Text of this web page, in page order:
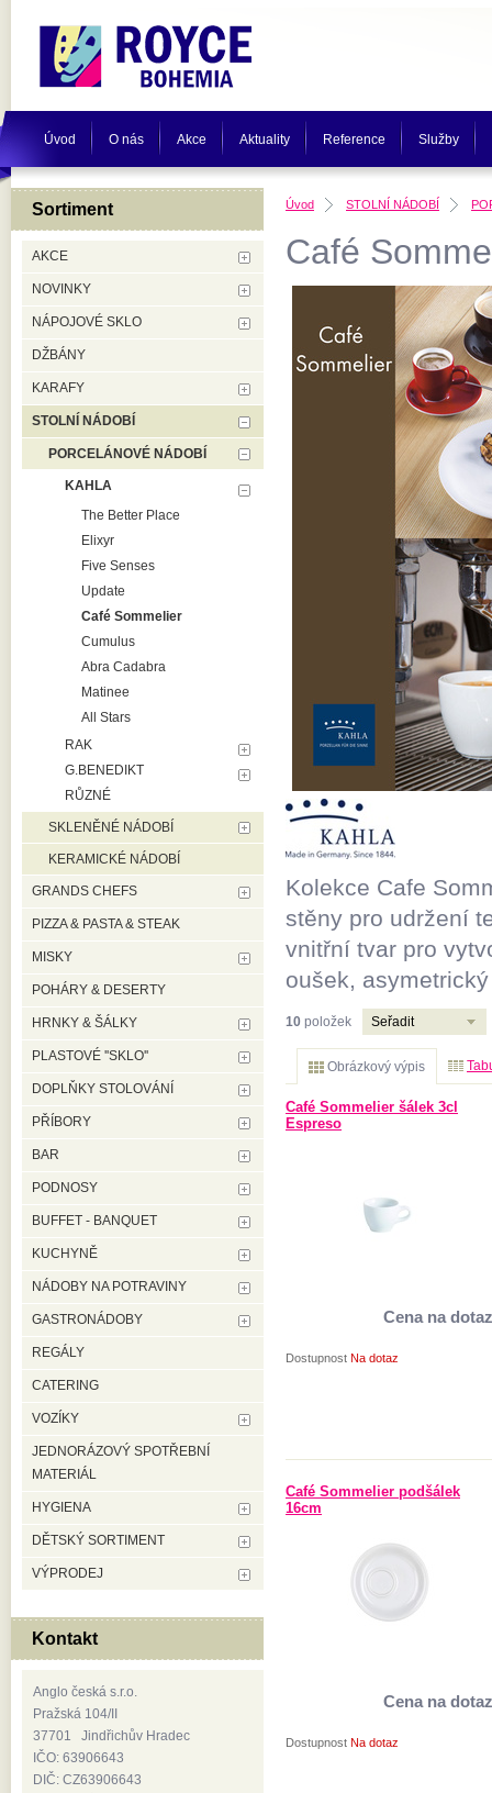
Úvod O nás Akce Aktuality Reference Služby
Úvod STOLNÍ NÁDOBÍ
Café
Kolekce Cafe
stěny pro udržení
vnitřní tvar pro
oušek,
10 položek Seřadit
Obrázkový výpis
Café Sommelier šálek 3cl
Espreso
Cena na dotaz
Dostupnost Na dotaz
Café Sommelier podšálek
16cm
Cena na dotaz
Dostupnost Na dotaz
Sortiment
AKCE
NOVINKY
NÁPOJOVÉ SKLO
DŽBÁNY
KARAFY
STOLNÍ NÁDOBÍ
PORCELÁNOVÉ NÁDOBÍ
KAHLA
The Better Place
Elixyr
Five Senses
Update
Café Sommelier
Cumulus
Abra Cadabra
Matinee
All Stars
RAK
G.BENEDIKT
RŮZNÉ
SKLENĚNÉ NÁDOBÍ
KERAMICKÉ NÁDOBÍ
GRANDS CHEFS
PIZZA & PASTA & STEAK
MISKY
POHÁRY & DESERTY
HRNKY & ŠÁLKY
PLASTOVÉ ''SKLO''
DOPLŇKY STOLOVÁNÍ
PŘÍBORY
BAR
PODNOSY
BUFFET - BANQUET
KUCHYNĚ
NÁDOBY NA POTRAVINY
GASTRONÁDOBY
REGÁLY
CATERING
VOZÍKY
JEDNORÁZOVÝ SPOTŘEBNÍ
MATERIÁL
HYGIENA
DĚTSKÝ SORTIMENT
VÝPRODEJ
Kontakt
Anglo česká s.r.o.
Pražská 104/II
37701 Jindřichův Hradec
IČO: 63906643
DIČ: CZ63906643